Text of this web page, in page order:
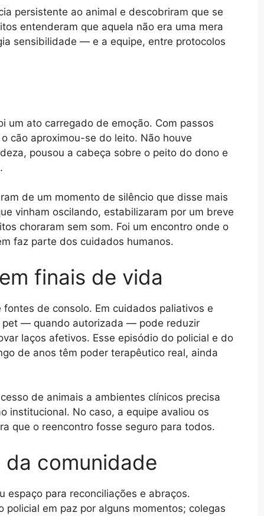
persistente ao animal e descobriram que se
entenderam que aquela não era uma mera
sensibilidade — e a equipe, entre protocolos
um ato carregado de emoção. Com passos
cão aproximou-se do leito. Não houve
pousou a cabeça sobre o peito do dono e
de um momento de silêncio que disse mais
vinham oscilando, estabilizaram por um breve
choraram sem som. Foi um encontro onde o
faz parte dos cuidados humanos.
finais de vida
de consolo. Em cuidados paliativos e
pet — quando autorizada — pode reduzir
laços afetivos. Esse episódio do policial e do
de anos têm poder terapêutico real, ainda
de animais a ambientes clínicos precisa
institucional. No caso, a equipe avaliou os
que o reencontro fosse seguro para todos.
comunidade
espaço para reconciliações e abraços.
em paz por alguns momentos; colegas